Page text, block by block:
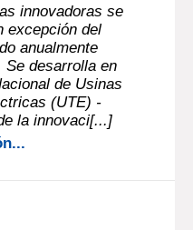
, Autor|
innovadoras se
del
Se desarrolla en
de Usinas